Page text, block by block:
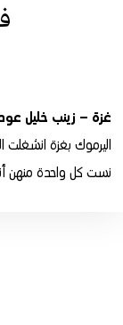
غزة – زينب خليل
اليرموك بغزة
نست كل واحدة منهن